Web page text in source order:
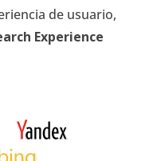
de usuario,
Experience